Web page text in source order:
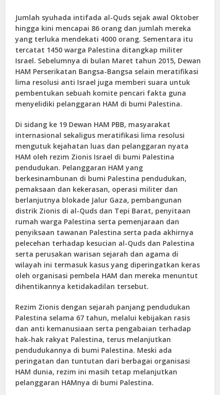
Jumlah syuhada intifada al-Quds sejak awal Oktober
hingga kini mencapai 86 orang dan jumlah mereka
yang terluka mendekati 4000 orang. Sementara itu
tercatat 1450 warga Palestina ditangkap militer
Israel. Sebelumnya di bulan Maret tahun 2015, Dewan
HAM Perserikatan Bangsa-Bangsa selain meratifikasi
lima resolusi anti Israel juga memberi suara untuk
pembentukan sebuah komite pencari fakta guna
menyelidiki pelanggaran HAM di bumi Palestina.
Di sidang ke 19 Dewan HAM PBB, masyarakat
internasional sekaligus meratifikasi lima resolusi
mengutuk kejahatan luas dan pelanggaran nyata
HAM oleh rezim Zionis Israel di bumi Palestina
pendudukan. Pelanggaran HAM yang
berkesinambunan di bumi Palestina pendudukan,
pemaksaan dan kekerasan, operasi militer dan
berlanjutnya blokade Jalur Gaza, pembangunan
distrik Zionis di al-Quds dan Tepi Barat, penyitaan
rumah warga Palestina serta pemenjaraan dan
penyiksaan tawanan Palestina serta pada akhirnya
pelecehan terhadap kesucian al-Quds dan Palestina
serta perusakan warisan sejarah dan agama di
wilayah ini termasuk kasus yang diperingatkan keras
oleh organisasi pembela HAM dan mereka menuntut
dihentikannya ketidakadilan tersebut.
Rezim Zionis dengan sejarah panjang pendudukan
Palestina selama 67 tahun, melalui kebijakan rasis
dan anti kemanusiaan serta pengabaian terhadap
hak-hak rakyat Palestina, terus melanjutkan
pendudukannya di bumi Palestina. Meski ada
peringatan dan tuntutan dari berbagai organisasi
HAM dunia, rezim ini masih tetap melanjutkan
pelanggaran HAMnya di bumi Palestina.